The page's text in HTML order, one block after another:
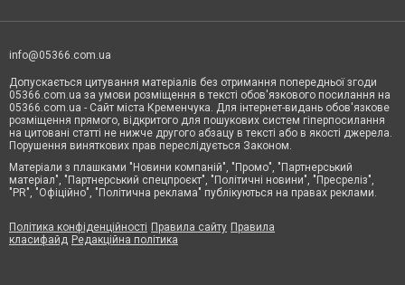
info@05366.com.ua
Допускається цитування матеріалів без отримання попередньої згоди
05366.com.ua за умови розміщення в тексті обов'язкового посилання на
05366.com.ua - Сайт міста Кременчука. Для інтернет-видань обов'язкове
розміщення прямого, відкритого для пошукових систем гіперпосилання
на цитовані статті не нижче другого абзацу в тексті або в якості джерела.
Порушення виняткових прав переслідується Законом.
Матеріали з плашками "Новини компаній", "Промо", "Партнерський
матеріал", "Партнерський спецпроєкт", "Політичні новини", "Пресреліз",
"PR", "Офіційно", "Політична реклама" публікуються на правах реклами.
Політика конфіденційності Правила сайту Правила
класифайд Редакційна політика